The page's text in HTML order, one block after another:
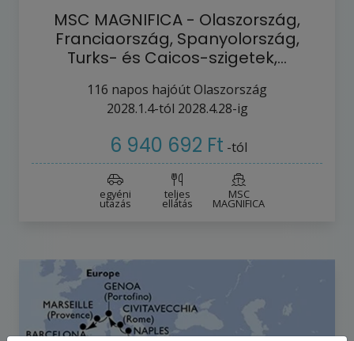
MSC MAGNIFICA - Olaszország,
Franciaország, Spanyolország,
Turks- és Caicos-szigetek,…
116 napos hajóútOlaszország
2028.1.4-tól 2028.4.28-ig
6 940 692 Ft -tól
egyéni
utazás
teljes
ellátás
MSC
MAGNIFICA